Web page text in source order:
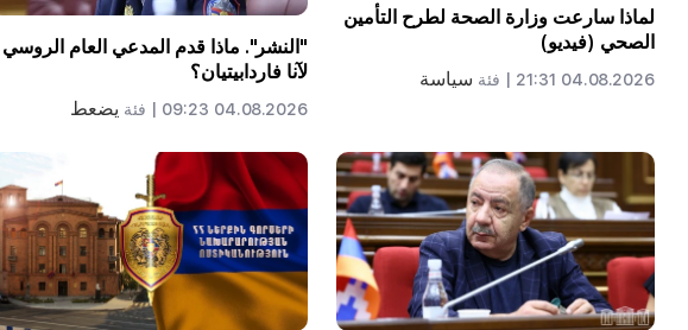
لماذا سارعت وزارة الصحة لطرح التأمين
الصحي (فيديو)
04.08.2026 21:31 | فئة سياسة
"النشر". ماذا قدم المدعي العام الروسي
لآنا فاردابيتيان؟
04.08.2026 09:23 | فئة يضعط